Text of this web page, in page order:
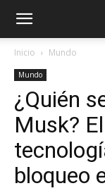
Inicio Mundo
Mundo
¿Quién
Musk?
bloqueo